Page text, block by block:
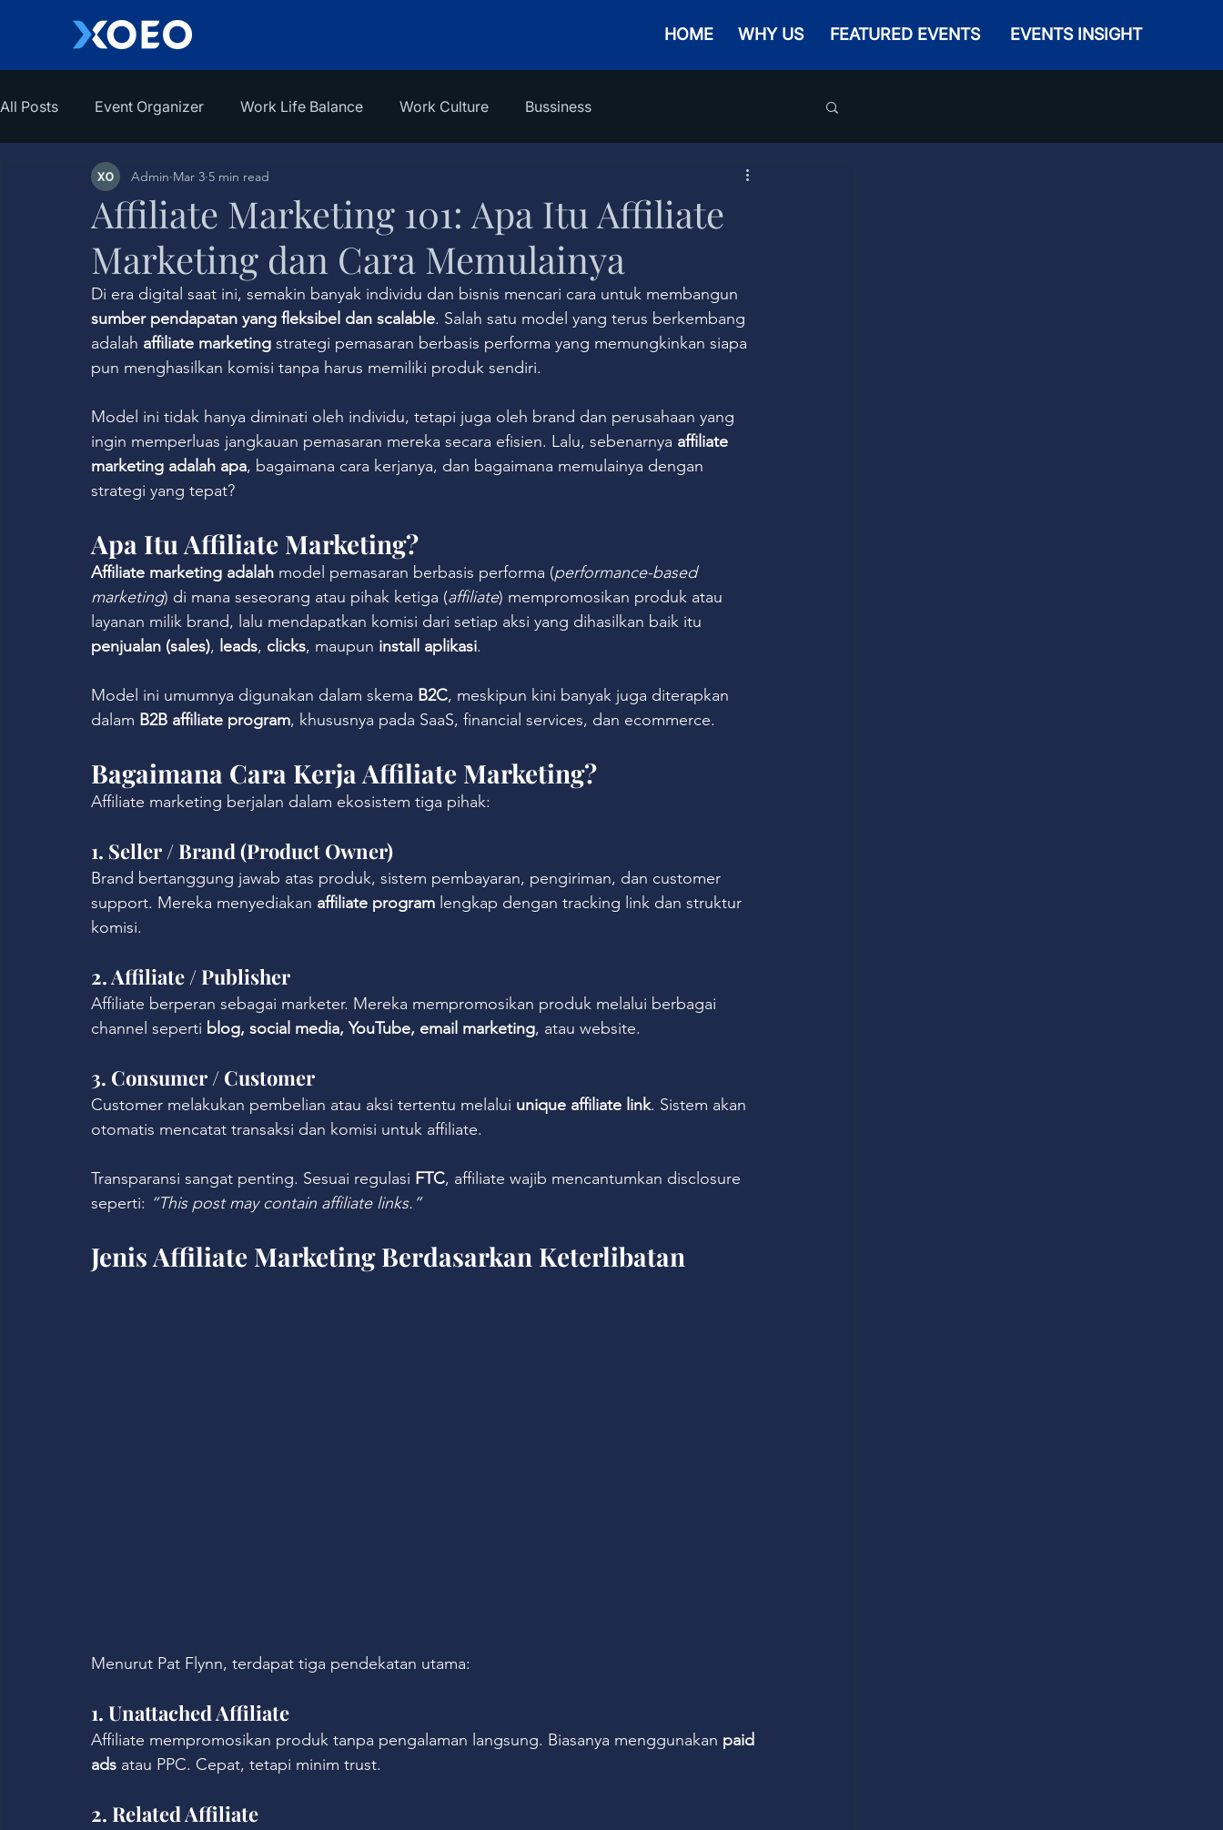
HOME WHY US FEATURED EVENTS EVENTS INSIGHT
All Posts Event Organizer Work Life Balance Work Culture Bussiness
Affiliate Marketing 101: Apa Itu Affiliate
Marketing dan Cara Memulainya
Admin Mar 3 5 min read
Di era digital saat ini, semakin banyak individu dan bisnis mencari cara untuk membangun
sumber pendapatan yang fleksibel dan scalable. Salah satu model yang terus berkembang
adalah affiliate marketing strategi pemasaran berbasis performa yang memungkinkan siapa
pun menghasilkan komisi tanpa harus memiliki produk sendiri.
Model ini tidak hanya diminati oleh individu, tetapi juga oleh brand dan perusahaan yang
ingin memperluas jangkauan pemasaran mereka secara efisien. Lalu, sebenarnya affiliate
marketing adalah apa, bagaimana cara kerjanya, dan bagaimana memulainya dengan
strategi yang tepat?
Apa Itu Affiliate Marketing?
Affiliate marketing adalah model pemasaran berbasis performa (performance-based
marketing) di mana seseorang atau pihak ketiga (affiliate) mempromosikan produk atau
layanan milik brand, lalu mendapatkan komisi dari setiap aksi yang dihasilkan baik itu
penjualan (sales), leads, clicks, maupun install aplikasi.
Model ini umumnya digunakan dalam skema B2C, meskipun kini banyak juga diterapkan
dalam B2B affiliate program, khususnya pada SaaS, financial services, dan ecommerce.
Bagaimana Cara Kerja Affiliate Marketing?
Affiliate marketing berjalan dalam ekosistem tiga pihak:
1. Seller / Brand (Product Owner)
Brand bertanggung jawab atas produk, sistem pembayaran, pengiriman, dan customer
support. Mereka menyediakan affiliate program lengkap dengan tracking link dan struktur
komisi.
2. Affiliate / Publisher
Affiliate berperan sebagai marketer. Mereka mempromosikan produk melalui berbagai
channel seperti blog, social media, YouTube, email marketing, atau website.
3. Consumer / Customer
Customer melakukan pembelian atau aksi tertentu melalui unique affiliate link. Sistem akan
otomatis mencatat transaksi dan komisi untuk affiliate.
Transparansi sangat penting. Sesuai regulasi FTC, affiliate wajib mencantumkan disclosure
seperti: “This post may contain affiliate links.”
Jenis Affiliate Marketing Berdasarkan Keterlibatan
Menurut Pat Flynn, terdapat tiga pendekatan utama:
1. Unattached Affiliate
Affiliate mempromosikan produk tanpa pengalaman langsung. Biasanya menggunakan paid
ads atau PPC. Cepat, tetapi minim trust.
2. Related Affiliate